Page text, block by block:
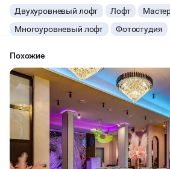
Двухуровневый лофт Лофт
Многоуровневый лофт
Фотостудия
ДЕГУСТАЦИИ
ТИМБИЛДИНГ
ПРЕЗЕНТАЦИЯ АВТО
Похожие